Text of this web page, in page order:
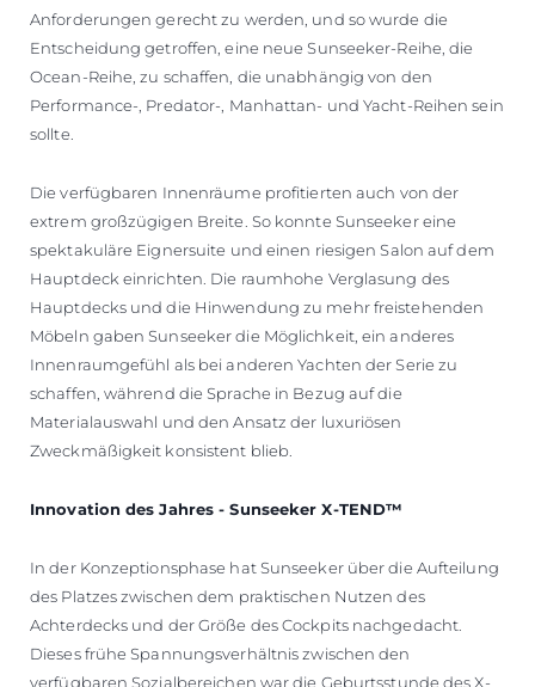
Anforderungen gerecht zu werden, und so wurde die
Entscheidung getroffen, eine neue Sunseeker-Reihe, die
Ocean-Reihe, zu schaffen, die unabhängig von den
Performance-, Predator-, Manhattan- und Yacht-Reihen sein
sollte.
Die verfügbaren Innenräume profitierten auch von der
extrem großzügigen Breite. So konnte Sunseeker eine
spektakuläre Eignersuite und einen riesigen Salon auf dem
Hauptdeck einrichten. Die raumhohe Verglasung des
Hauptdecks und die Hinwendung zu mehr freistehenden
Möbeln gaben Sunseeker die Möglichkeit, ein anderes
Innenraumgefühl als bei anderen Yachten der Serie zu
schaffen, während die Sprache in Bezug auf die
Materialauswahl und den Ansatz der luxuriösen
Zweckmäßigkeit konsistent blieb.
Innovation des Jahres - Sunseeker X-TEND™
In der Konzeptionsphase hat Sunseeker über die Aufteilung
des Platzes zwischen dem praktischen Nutzen des
Achterdecks und der Größe des Cockpits nachgedacht.
Dieses frühe Spannungsverhältnis zwischen den
verfügbaren Sozialbereichen war die Geburtsstunde des X-